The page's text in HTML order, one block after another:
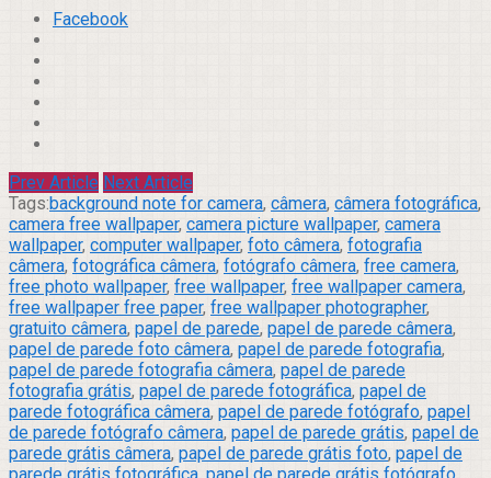
Compartilhar
Facebook
Prev Article Next Article
Tags:background note for camera, câmera, câmera fotográfica,
camera free wallpaper, camera picture wallpaper, camera
wallpaper, computer wallpaper, foto câmera, fotografia
câmera, fotográfica câmera, fotógrafo câmera, free camera,
free photo wallpaper, free wallpaper, free wallpaper camera,
free wallpaper free paper, free wallpaper photographer,
gratuito câmera, papel de parede, papel de parede câmera,
papel de parede foto câmera, papel de parede fotografia,
papel de parede fotografia câmera, papel de parede
fotografia grátis, papel de parede fotográfica, papel de
parede fotográfica câmera, papel de parede fotógrafo, papel
de parede fotógrafo câmera, papel de parede grátis, papel de
parede grátis câmera, papel de parede grátis foto, papel de